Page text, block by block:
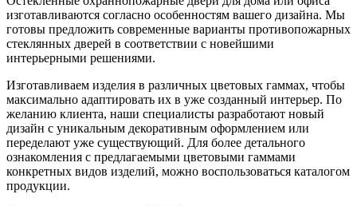
изготавливаются согласно особенностям вашего дизайна. Мы
готовы предложить современные варианты противопожарных
стеклянных дверей в соответствии с новейшими
интерьерными решениями.
Изготавливаем изделия в различных цветовых гаммах, чтобы
максимально адаптировать их в уже созданный интерьер. По
желанию клиента, наши специалисты разработают новый
дизайн с уникальным декоративным оформлением или
переделают уже существующий. Для более детального
ознакомления с предлагаемыми цветовыми гаммами
конкретных видов изделий, можно воспользоваться каталогом
продукции.